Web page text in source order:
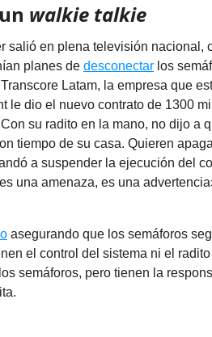
walkie talkie
salió en plena televisión nacional,
planes de desconectar los
Latam, la empresa que
le dio el nuevo contrato de 1300
su radito en la mano, no dijo a
tiempo de su casa. Quieren
a suspender la ejecución del
una amenaza, es una
asegurando que los semáforos
el control del sistema ni el
semáforos, pero tienen la